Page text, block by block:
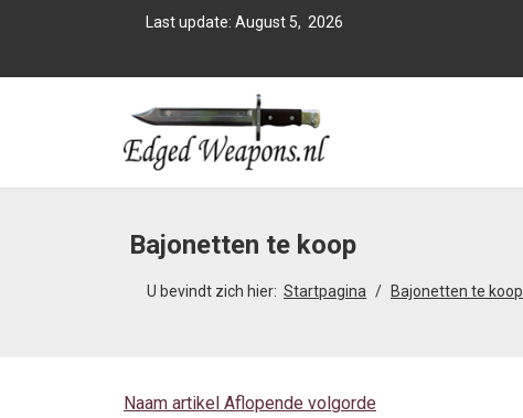
Last update: August 5, 2026
Bajonetten te koop
U bevindt zich hier: Startpagina Bajonetten te koop
Naam artikel Aflopende volgorde